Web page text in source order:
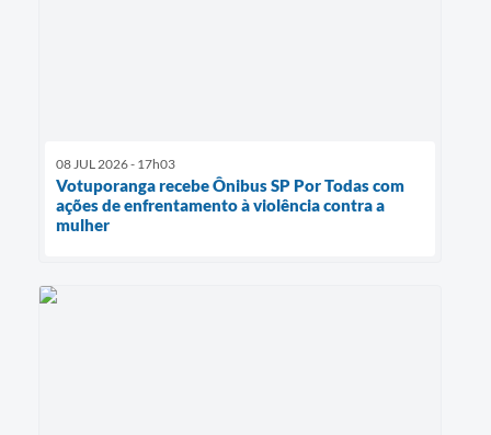
08 JUL 2026 - 17h03
Votuporanga recebe Ônibus SP Por Todas com
ações de enfrentamento à violência contra a
mulher